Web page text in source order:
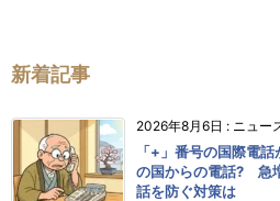
新着記事
2026年8月6日 : ニュー
「+」番号の国際電
の国からの電話? 急
話を防ぐ対策は